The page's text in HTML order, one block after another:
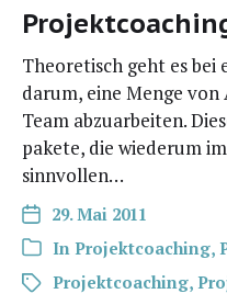
Theo­re­tisch geht es bei
dar­um, eine Men­ge
Team abzu­ar­bei­ten.
pa­ke­te, die wie­der­um
sinnvollen…
29. Mai 2011
In Projektcoaching,
Projektcoaching,